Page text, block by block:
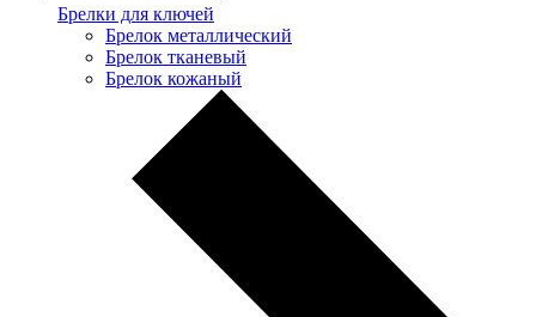
Брелки для ключей
Брелок металлический
Брелок тканевый
Брелок кожаный